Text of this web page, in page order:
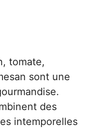
tomate,
sont une
des
intemporelles